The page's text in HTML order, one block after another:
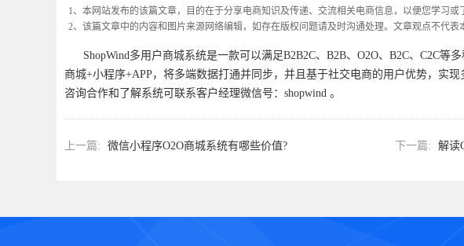
1、本网站发布的该篇文章，目的在于分享电商知识及传递、交流相关电商信息，以便您学习或
2、该篇文章中的内容和图片来源网络编辑，如存在版权问题请及时沟通处理。文章观点不代表
ShopWind多用户商城系统是一款可以满足B2B2C、B2B、O2O、B2C、C2C等
商城+小程序+APP，将多端数据打通并同步，并且基于社交电商的用户优势，实
咨询合作和了解系统可联系客户经理微信号：shopwind 。
上一篇: 微信小程序O2O商城系统有哪些价值? 下一篇: 解读